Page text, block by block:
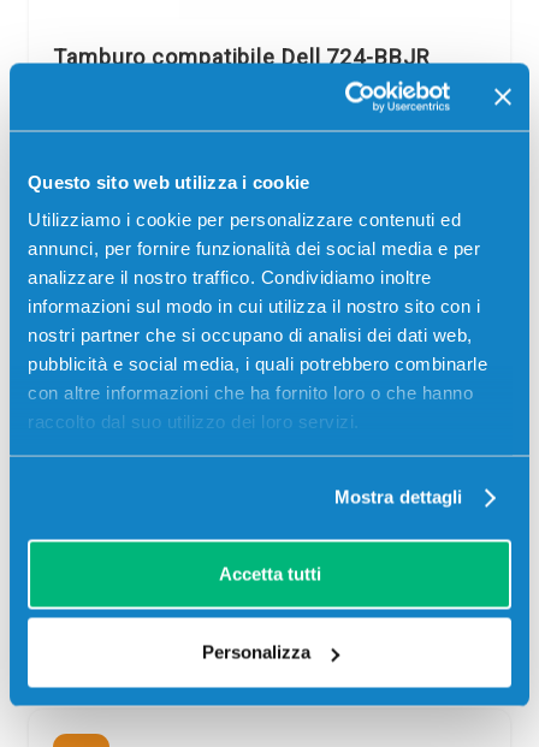
Questo sito web utilizza i cookie
Utilizziamo i cookie per personalizzare contenuti ed
annunci, per fornire funzionalità dei social media e per
analizzare il nostro traffico. Condividiamo inoltre
informazioni sul modo in cui utilizza il nostro sito con i
nostri partner che si occupano di analisi dei dati web,
pubblicità e social media, i quali potrebbero combinarle
con altre informazioni che ha fornito loro o che hanno
raccolto dal suo utilizzo dei loro servizi.
Mostra dettagli
Accetta tutti
Personalizza
Tamburo compatibile Dell 724-BBJR
per Stampanti: Dell E310DW, Dell E514DW, Dell E515DN,
Dell E515DW
35,00€
CONSEGNA IN 3-5 GIORNI
Aggiungi al carrello